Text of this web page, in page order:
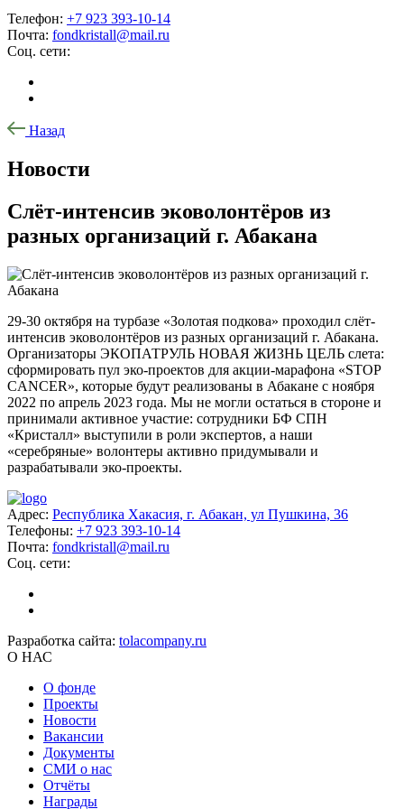
Телефон: +7 923 393-10-14
Почта: fondkristall@mail.ru
Соц. сети:
Назад
Новости
Слёт-интенсив эковолонтёров из
разных организаций г. Абакана
29-30 октября на турбазе «Золотая подкова» проходил слёт-
интенсив эковолонтёров из разных организаций г. Абакана.
Организаторы ЭКОПАТРУЛЬ НОВАЯ ЖИЗНЬ ЦЕЛЬ слета:
сформировать пул эко-проектов для акции-марафона «STOP
CANCER», которые будут реализованы в Абакане с ноября
2022 по апрель 2023 года. Мы не могли остаться в стороне и
принимали активное участие: сотрудники БФ СПН
«Кристалл» выступили в роли экспертов, а наши
«серебряные» волонтеры активно придумывали и
разрабатывали эко-проекты.
Адрес: Республика Хакасия, г. Абакан, ул Пушкина, 36
Телефоны: +7 923 393-10-14
Почта: fondkristall@mail.ru
Соц. сети:
Разработка сайта: tolacompany.ru
О НАС
О фонде
Проекты
Новости
Вакансии
Документы
СМИ о нас
Отчёты
Награды